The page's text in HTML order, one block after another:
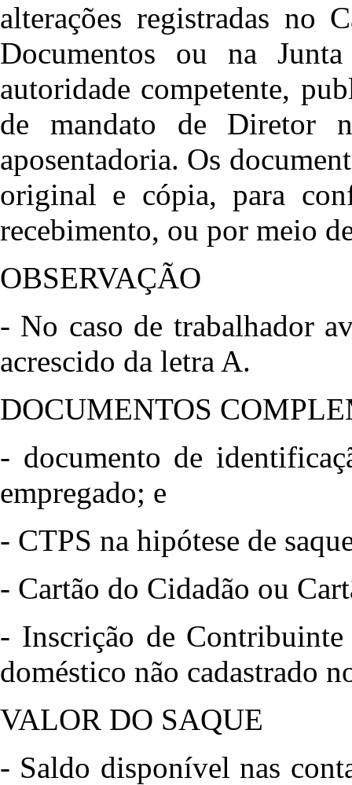
alterações registradas no
Documentos ou na
autoridade competente,
de mandato de Diretor
aposentadoria. Os
original e cópia, para
recebimento, ou por meio
OBSERVAÇÃO
- No caso de trabalhador
acrescido da letra A.
DOCUMENTOS
- documento de
empregado; e
- CTPS na hipótese de
- Cartão do Cidadão ou
- Inscrição de
doméstico não cadastrado
VALOR DO SAQUE
- Saldo disponível nas